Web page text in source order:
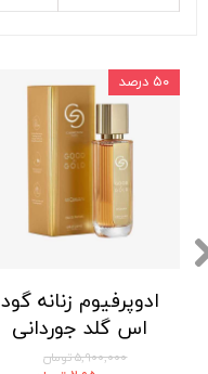
ادوپرفیوم زنانه گود
اس گلد جوردانی
گلد اوریفلیم
۵,۹۰۰,۰۰۰ تومان
۵۰ درصد